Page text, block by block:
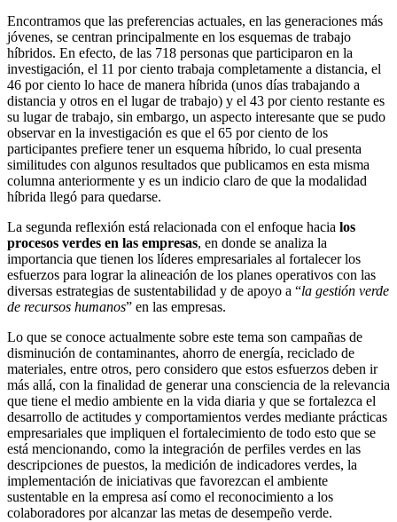
Encontramos que las preferencias actuales, en las generaciones más
jóvenes, se centran principalmente en los esquemas de trabajo
híbridos. En efecto, de las 718 personas que participaron en la
investigación, el 11 por ciento trabaja completamente a distancia, el
46 por ciento lo hace de manera híbrida (unos días trabajando a
distancia y otros en el lugar de trabajo) y el 43 por ciento restante es
su lugar de trabajo, sin embargo, un aspecto interesante que se pudo
observar en la investigación es que el 65 por ciento de los
participantes prefiere tener un esquema híbrido, lo cual presenta
similitudes con algunos resultados que publicamos en esta misma
columna anteriormente y es un indicio claro de que la modalidad
híbrida llegó para quedarse.
La segunda reflexión está relacionada con el enfoque hacia los
procesos verdes en las empresas, en donde se analiza la
importancia que tienen los líderes empresariales al fortalecer los
esfuerzos para lograr la alineación de los planes operativos con las
diversas estrategias de sustentabilidad y de apoyo a “la gestión verde
de recursos humanos” en las empresas.
Lo que se conoce actualmente sobre este tema son campañas de
disminución de contaminantes, ahorro de energía, reciclado de
materiales, entre otros, pero considero que estos esfuerzos deben ir
más allá, con la finalidad de generar una consciencia de la relevancia
que tiene el medio ambiente en la vida diaria y que se fortalezca el
desarrollo de actitudes y comportamientos verdes mediante prácticas
empresariales que impliquen el fortalecimiento de todo esto que se
está mencionando, como la integración de perfiles verdes en las
descripciones de puestos, la medición de indicadores verdes, la
implementación de iniciativas que favorezcan el ambiente
sustentable en la empresa así como el reconocimiento a los
colaboradores por alcanzar las metas de desempeño verde.